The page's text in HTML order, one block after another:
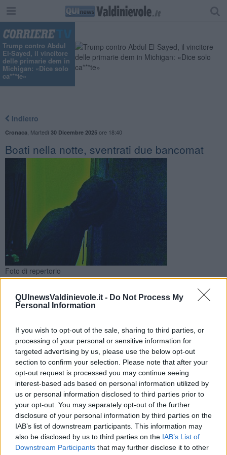
QUInewsValdinievole.it - Do Not Process My
Personal Information
If you wish to opt-out of the sale, sharing to third parties, or
processing of your personal or sensitive information for
targeted advertising by us, please use the below opt-out
section to confirm your selection. Please note that after your
opt-out request is processed you may continue seeing
interest-based ads based on personal information utilized by
us or personal information disclosed to third parties prior to
your opt-out. You may separately opt-out of the further
disclosure of your personal information by third parties on the
IAB’s list of downstream participants. This information may
also be disclosed by us to third parties on the IAB’s List of
Downstream Participants that may further disclose it to other
Trump contro Abdul
El-Sayed, il vincitore
delle primarie dem in
Michigan: «Dice solo
ca***te»
Indietro
Cronaca Martedì 30 Dicembre 2025ore 18:40
Boati nella notte, sventrati due bancomat
Foto di repertorio
scorsa in Versilia e in Valdinievole. Ladri in fuga con il bottino
UZZANO - MASSAROSA —Ladri in azione nel cuore della notte
per sventrare il bancomat. E' accaduto a Santa Lucia, frazione del
comune di Uzzano, e a Massarosa.
A Uzzano è stato preso d’assalto lo sportello automatico della filiale
della Banca Pescia e Cascina. Il colpo è avvenuto intorno alle 3,30
della notte scorsa. Il bottino è ancora da quantificare, ma secondo
le prime stime, si aggirerebbe attorno ai 20mila euro. L'esplosione
non ha provocato danni strutturali all'edificio.